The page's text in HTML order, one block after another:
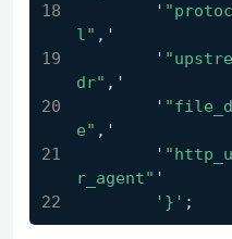
        '
l" ,'
        '
dr" ,'
        '
e" ,'
        '
r_agent" '
'}' ;